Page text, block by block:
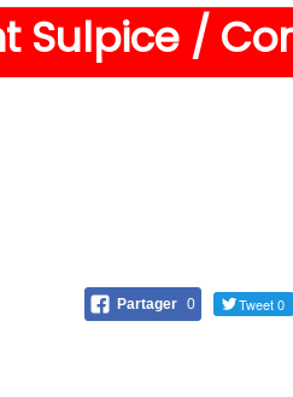
Sulpice /
Partager 0 Tweet 0